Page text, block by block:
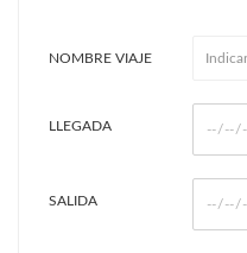
NOMBRE VIAJE
LLEGADA
SALIDA